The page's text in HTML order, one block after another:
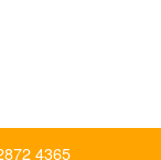
4365